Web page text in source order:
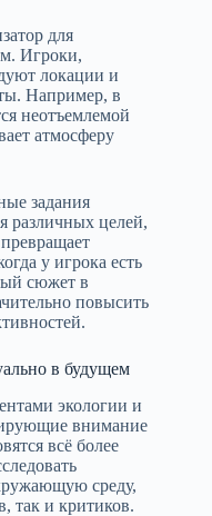
для
Игроки,
локации и
Например, в
неотъемлемой
атмосферу
задания
различных целей,
у игрока есть
сюжет в
повысить
в будущем
экологии и
внимание
всё более
среду,
так и критиков.